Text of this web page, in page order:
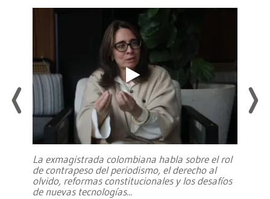
La exmagistrada colombiana habla sobre el rol
de contrapeso del periodismo, el derecho al
olvido, reformas constitucionales y los desafíos
de nuevas tecnologías...